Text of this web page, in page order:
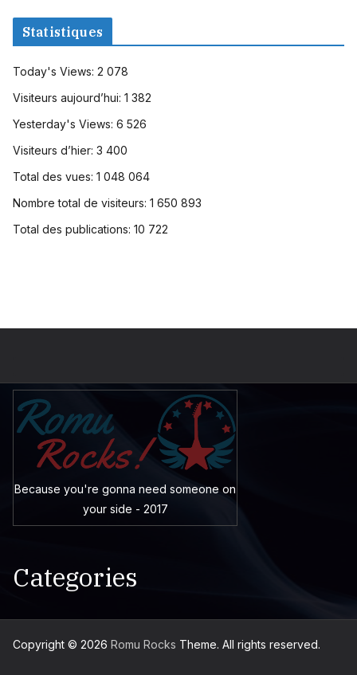
Statistiques
Today's Views: 2 078
Visiteurs aujourd’hui: 1 382
Yesterday's Views: 6 526
Visiteurs d’hier: 3 400
Total des vues: 1 048 064
Nombre total de visiteurs: 1 650 893
Total des publications: 10 722
Because you're gonna need someone on
your side - 2017
Categories
Copyright © 2026 Romu Rocks Theme. All rights reserved.